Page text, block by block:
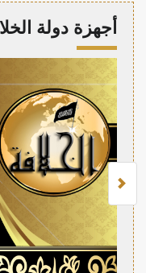
أجهزة دولة